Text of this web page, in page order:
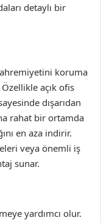
detaylı bir
koruma
açık ofis
dışarıdan
rahat bir ortamda
en aza indirir.
veya önemli iş
sunar.
yardımcı olur.